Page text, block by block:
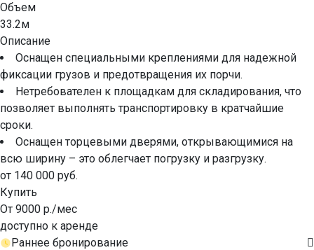
Объем
33.2м
Описание
Оснащен специальными креплениями для надежной
фиксации грузов и предотвращения их порчи.
Нетребователен к площадкам для складирования, что
позволяет выполнять транспортировку в кратчайшие
сроки.
Оснащен торцевыми дверями, открывающимися на
всю ширину – это облегчает погрузку и разгрузку.
от 140 000 руб.
Купить
От 9000 р./мес
доступно к аренде
Раннее бронирование